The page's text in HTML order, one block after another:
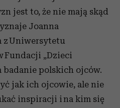
jest to, że nie mają skąd
Joanna
z Uniwersytetu
Fundacji „Dzieci
badanie polskich ojców.
jak ich ojcowie, ale nie
inspiracji i na kim się